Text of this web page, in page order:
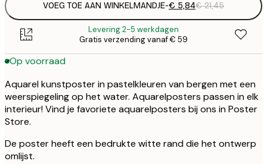
VOEG TOE AAN WINKELMANDJE-€ 5,84€ 21,45
Levering 2-5 werkdagen
Gratis verzending vanaf € 59
Op voorraad
Aquarel kunstposter in pastelkleuren van bergen met een
weerspiegeling op het water. Aquarelposters passen in elk
interieur! Vind je favoriete aquarelposters bij ons in Poster
Store.
De poster heeft een bedrukte witte rand die het ontwerp
omlijst.